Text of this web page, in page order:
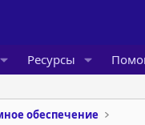
Ресурсы
обеспечение